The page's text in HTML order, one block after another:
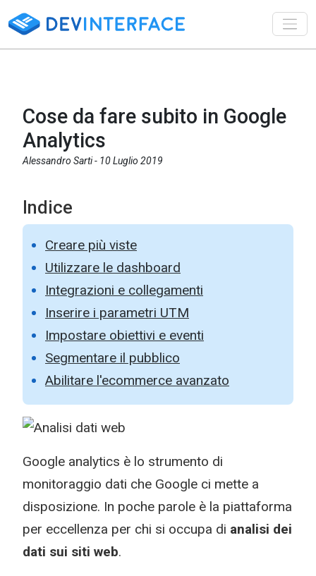
Cose da fare subito in Google
Analytics
Alessandro Sarti - 10 Luglio 2019
Indice
Creare più viste
Utilizzare le dashboard
Integrazioni e collegamenti
Inserire i parametri UTM
Impostare obiettivi e eventi
Segmentare il pubblico
Abilitare l'ecommerce avanzato
Google analytics è lo strumento di
monitoraggio dati che Google ci mette a
disposizione. In poche parole è la piattaforma
per eccellenza per chi si occupa di analisi dei
dati sui siti web.